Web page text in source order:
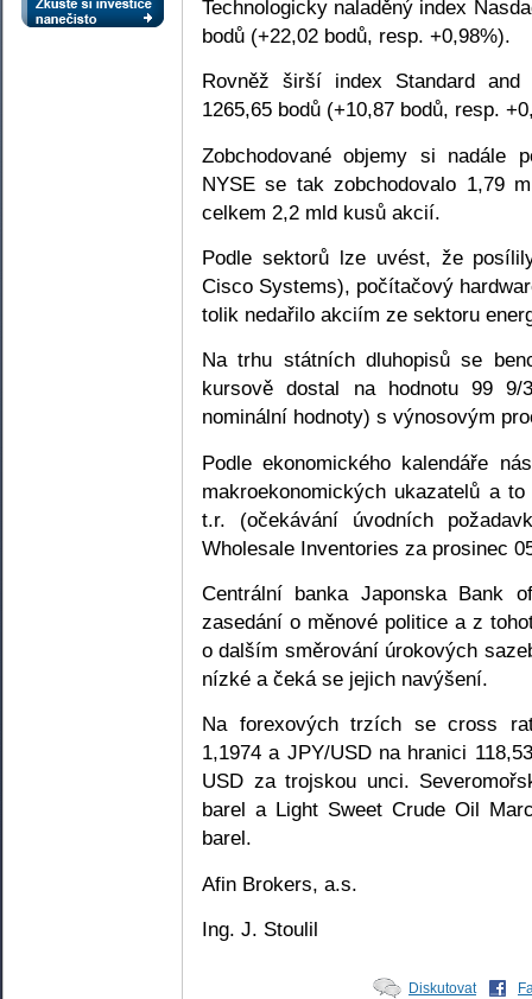
Technologicky naladěný index
bodů (+22,02 bodů, resp. +0,98%).
Rovněž širší index Standard
1265,65 bodů (+10,87 bodů, resp.
Zobchodované objemy si nadále
NYSE se tak zobchodovalo 1,79
celkem 2,2 mld kusů akcií.
Podle sektorů lze uvést, že
Cisco Systems), počítačový
tolik nedařilo akciím ze sektoru
Na trhu státních dluhopisů se
kursově dostal na hodnotu 99
nominální hodnoty) s výnosovým
Podle ekonomického kalendáře
makroekonomických ukazatelů a
t.r. (očekávání úvodních
Wholesale Inventories za prosinec
Centrální banka Japonska Bank
zasedání o měnové politice a z
o dalším směrování úrokových
nízké a čeká se jejich navýšení.
Na forexových trzích se cross
1,1974 a JPY/USD na hranici
USD za trojskou unci.
barel a Light Sweet Crude Oil
barel.
Afin Brokers, a.s.
Ing. J. Stoulil
Diskutovat